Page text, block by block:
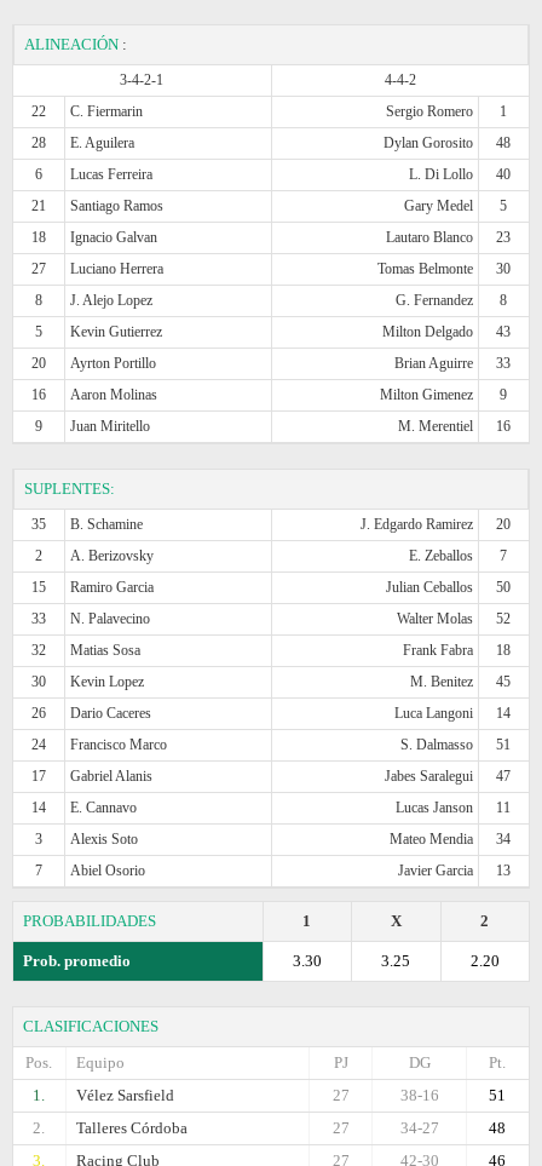
ALINEACIÓN :
3-4-2-1
4-4-2
22
C. Fiermarin Sergio Romero
1
28
E. Aguilera Dylan Gorosito
48
6
Lucas Ferreira L. Di Lollo
40
21
Santiago Ramos Gary Medel
5
18
Ignacio Galvan Lautaro Blanco
23
27
Luciano Herrera Tomas Belmonte
30
8
J. Alejo Lopez G. Fernandez
8
5
Kevin Gutierrez Milton Delgado
43
20
Ayrton Portillo Brian Aguirre
33
16
Aaron Molinas Milton Gimenez
9
9
Juan Miritello M. Merentiel 16
SUPLENTES:
35 B. Schamine J. Edgardo Ramirez
20
2
A. Berizovsky E. Zeballos
7
15
Ramiro Garcia Julian Ceballos
50
33
N. Palavecino Walter Molas
52
32
Matias Sosa Frank Fabra
18
30
Kevin Lopez M. Benitez
45
26
Dario Caceres Luca Langoni
14
24
Francisco Marco S. Dalmasso
51
17
Gabriel Alanis Jabes Saralegui
47
14
E. Cannavo Lucas Janson
11
3
Alexis Soto Mateo Mendia
34
7
Abiel Osorio Javier Garcia 13
PROBABILIDADES 2
X
1
Prob. promedio 2.20
3.25
3.30
CLASIFICACIONES
Pos.
Equipo Pt.
DG
PJ
1.
Vélez Sarsfield 51
38-16
27
2.
Talleres Córdoba 48
34-27
27
3.
Racing Club 46
42-30
27